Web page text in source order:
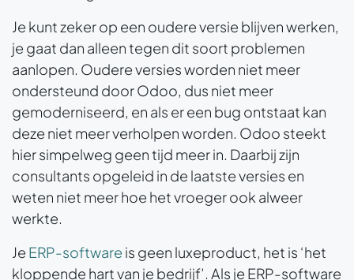
Je kunt zeker op een oudere versie blijven werken,
je gaat dan alleen tegen dit soort problemen
aanlopen. Oudere versies worden niet meer
ondersteund door Odoo, dus niet meer
gemoderniseerd, en als er een bug ontstaat kan
deze niet meer verholpen worden. Odoo steekt
hier simpelweg geen tijd meer in. Daarbij zijn
consultants opgeleid in de laatste versies en
weten niet meer hoe het vroeger ook alweer
werkte.
Je ERP-software is geen luxeproduct, het is ‘het
kloppende hart van je bedrijf’. Als je ERP-software